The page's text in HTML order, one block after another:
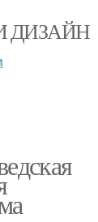
ДИЗАЙН